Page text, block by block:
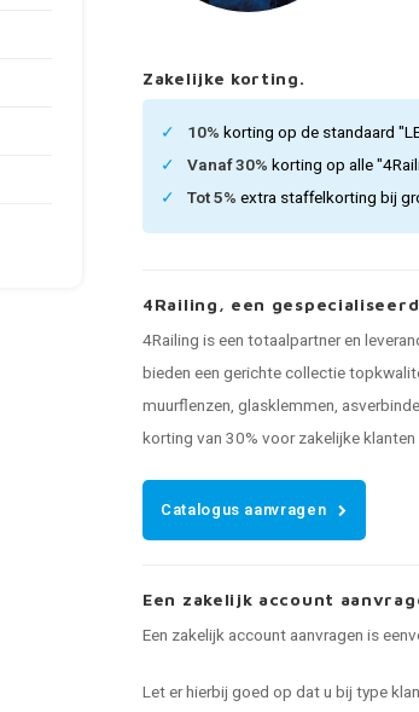
Zakelijke korting.
10% korting op de standaard
Vanaf 30% korting op alle
Tot 5% extra staffelkorting bij
4Railing, een
4Railing is een totaalpartner en
bieden een gerichte collectie
muurflenzen, glasklemmen,
korting van 30% voor zakelijke klanten
Catalogus aanvragen
Een zakelijk account
Een zakelijk account aanvragen is
Let er hierbij goed op dat u bij type